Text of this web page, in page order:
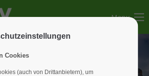
col2" existiert leider nicht.
Menu
Cookies
(auch von Drittanbietern), um